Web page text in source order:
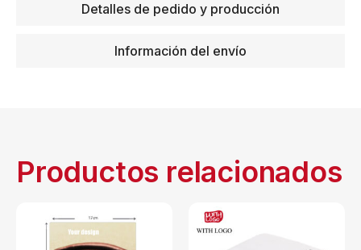
Detalles de pedido y producción
Información del envío
Productos relacionados